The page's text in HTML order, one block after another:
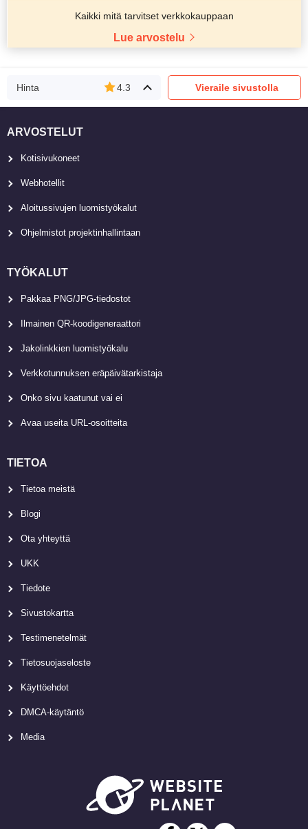
Kaikki mitä tarvitset verkkokauppaan
Lue arvostelu
Hinta 4.3 Vieraile sivustolla
ARVOSTELUT
Kotisivukoneet
Webhotellit
Aloitussivujen luomistyökalut
Ohjelmistot projektinhallintaan
TYÖKALUT
Pakkaa PNG/JPG-tiedostot
Ilmainen QR-koodigeneraattori
Jakolinkkien luomistyökalu
Verkkotunnuksen eräpäivätarkistaja
Onko sivu kaatunut vai ei
Avaa useita URL-osoitteita
TIETOA
Tietoa meistä
Blogi
Ota yhteyttä
UKK
Tiedote
Sivustokartta
Testimenetelmät
Tietosuojaseloste
Käyttöehdot
DMCA-käytäntö
Media